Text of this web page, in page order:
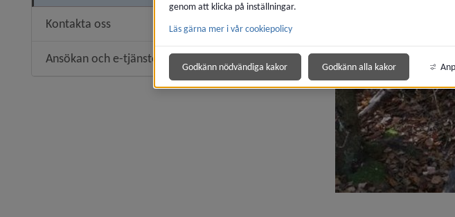
Kontakta oss
Ansökan och e-tjänster
genom att klicka på inställningar.
Läs gärna mer i vår cookiepolicy
Godkänn nödvändiga kakor Godkänn alla kakor